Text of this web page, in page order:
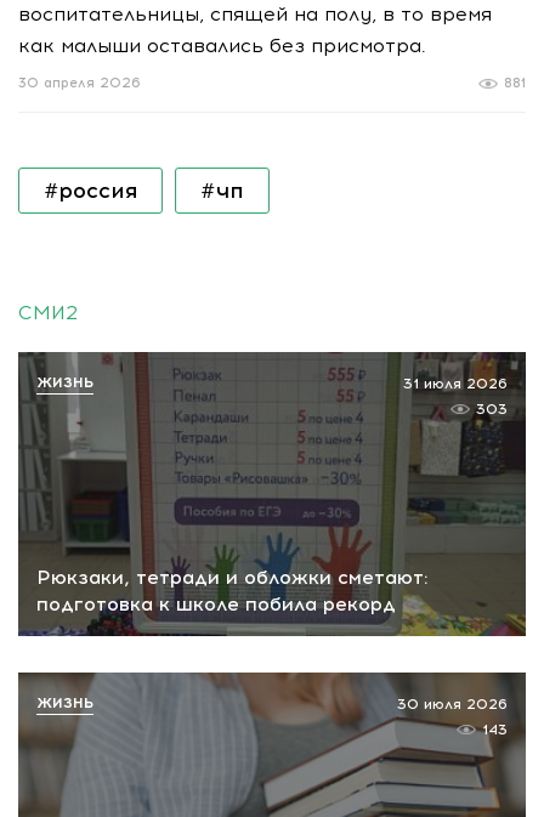
воспитательницы, спящей на полу, в то время
как малыши оставались без присмотра.
881
30 апреля 2026
#россия #чп
СМИ2
Рюкзаки, тетради и обложки сметают:
подготовка к школе побила рекорд
31 июля 2026
303
ЖИЗНЬ
30 июля 2026
143
ЖИЗНЬ